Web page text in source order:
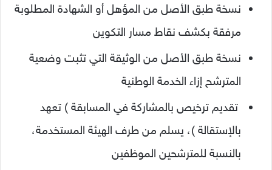
نسخة طبق الأصل من المؤهل أو الشهادة المطلوبة
مرفقة بكشف نقاط مسار التكوين
نسخة طبق الأصل من الوثيقة التي تثبت وضعية
المترشح إزاء الخدمة الوطنية
تقديم ترخيص بالمشاركة في المسابقة ) تعهد
بالإستقالة )، يسلم من طرف الهيئة المستخدمة،
بالنسبة للمترشحين الموظفين